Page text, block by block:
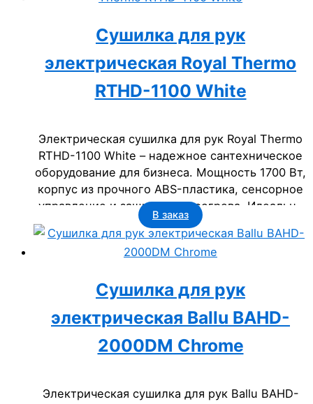
Сушилка для рук
электрическая Royal Thermo
RTHD-1100 White
Электрическая сушилка для рук Royal Thermo
RTHD-1100 White – надежное сантехническое
оборудование для бизнеса. Мощность 1700 Вт,
корпус из прочного ABS-пластика, сенсорное
управление и защита от перегрева. Идеально
для офисов, гостиниц, ресторанов и
госучреждений. Срок службы – 2 года.
В заказ
Сушилка для рук
электрическая Ballu BAHD-
2000DM Chrome
Электрическая сушилка для рук Ballu BAHD-